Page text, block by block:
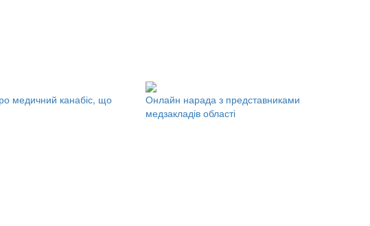
медичний канабіс, що
Онлайн нарада з представниками
медзакладів області